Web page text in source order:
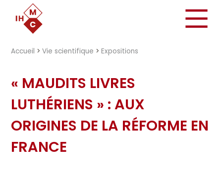
Accueil >Vie scientifique >Expositions
« MAUDITS LIVRES
LUTHÉRIENS » : AUX
ORIGINES DE LA RÉFORME EN
FRANCE